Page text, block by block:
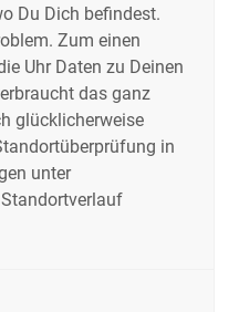
Du Dich befindest.
Zum einen
Uhr Daten zu Deinen
das ganz
glücklicherweise
in
unter